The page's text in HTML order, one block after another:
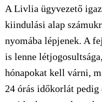
A Livlia ügyvezető
kiindulási alap
nyomába lépjenek. A
is lenne
hónapokat kell várni,
24 órás időkorlát